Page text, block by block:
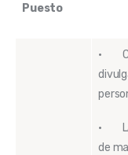
Puesto
•
•
de